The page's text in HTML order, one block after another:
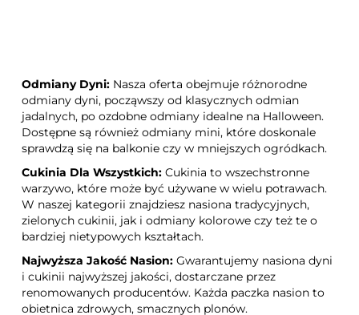
dekoracyjna
Odmiany Dyni: Nasza oferta obejmuje różnorodne
odmiany dyni, począwszy od klasycznych odmian
jadalnych, po ozdobne odmiany idealne na Halloween.
Dostępne są również odmiany mini, które doskonale
sprawdzą się na balkonie czy w mniejszych ogródkach.
Cukinia Dla Wszystkich: Cukinia to wszechstronne
warzywo, które może być używane w wielu potrawach.
W naszej kategorii znajdziesz nasiona tradycyjnych,
zielonych cukinii, jak i odmiany kolorowe czy też te o
bardziej nietypowych kształtach.
Najwyższa Jakość Nasion: Gwarantujemy nasiona dyni
i cukinii najwyższej jakości, dostarczane przez
renomowanych producentów. Każda paczka nasion to
obietnica zdrowych, smacznych plonów.